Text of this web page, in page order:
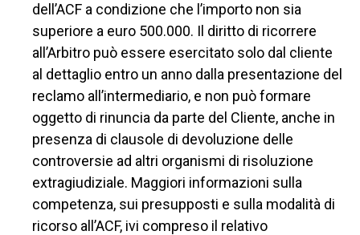
dell’ACF a condizione che l’importo non sia
superiore a euro 500.000. Il diritto di ricorrere
all’Arbitro può essere esercitato solo dal cliente
al dettaglio entro un anno dalla presentazione del
reclamo all’intermediario, e non può formare
oggetto di rinuncia da parte del Cliente, anche in
presenza di clausole di devoluzione delle
controversie ad altri organismi di risoluzione
extragiudiziale. Maggiori informazioni sulla
competenza, sui presupposti e sulla modalità di
ricorso all’ACF, ivi compreso il relativo